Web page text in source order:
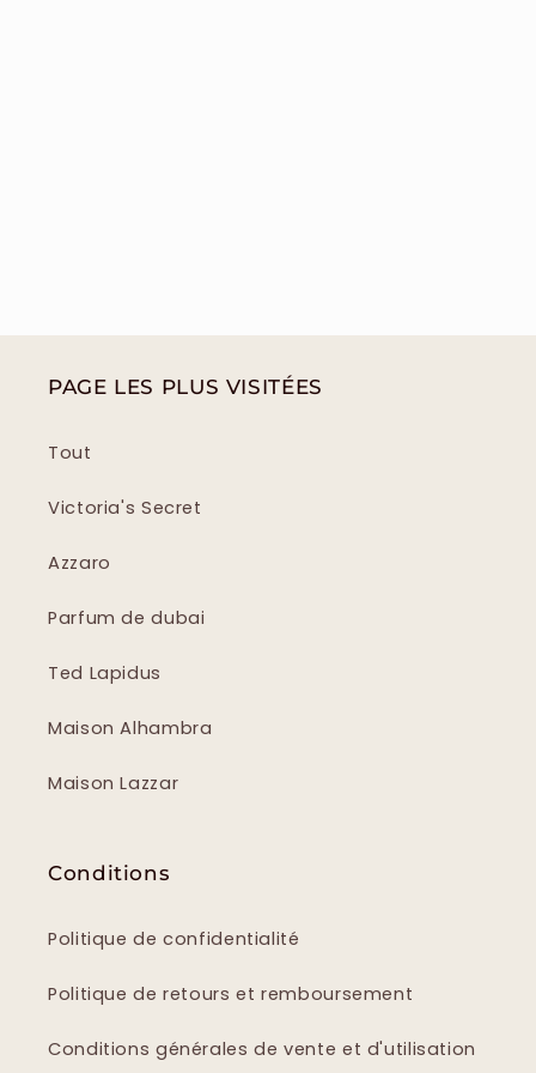
PAGE LES PLUS VISITÉES
Tout
Victoria's Secret
Azzaro
Parfum de dubai
Ted Lapidus
Maison Alhambra
Maison Lazzar
Conditions
Politique de confidentialité
Politique de retours et remboursement
Conditions générales de vente et d'utilisation